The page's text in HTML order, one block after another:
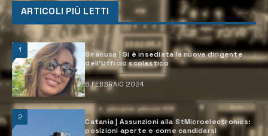
ARTICOLI PIÙ LETTI
1
Siracusa | Si è insediata la nuova dirigente
dell’Ufficio scolastico
6 FEBBRAIO 2024
2
Catania | Assunzioni alla StMicroelectronics:
posizioni aperte e come candidarsi